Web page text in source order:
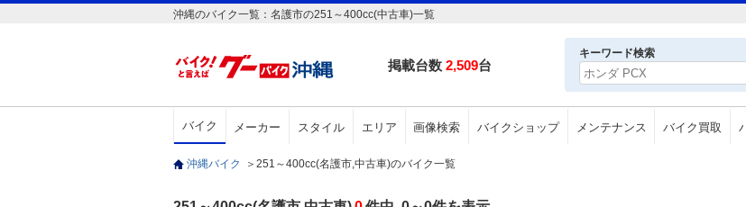
沖縄のバイク一覧：名護市の251～400cc(中古車)一覧
掲載台数 2,509台
キーワード検索
バイク メーカー スタイル エリア 画像検索 バイクショップ メンテナンス バイク買取
沖縄バイク ＞ 251～400cc(名護市,中古車)のバイク一覧